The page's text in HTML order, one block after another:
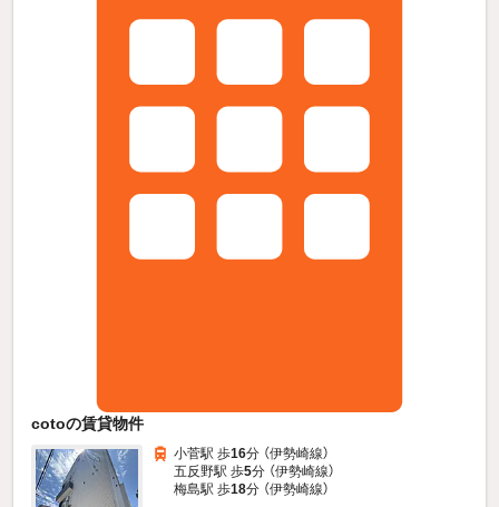
cotoの賃貸物件
小菅駅 歩16分 （伊勢崎線）
五反野駅 歩5分 （伊勢崎線）
梅島駅 歩18分 （伊勢崎線）